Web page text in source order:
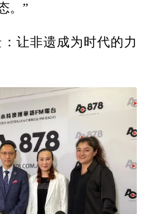
。”
让非遗成为时代的力